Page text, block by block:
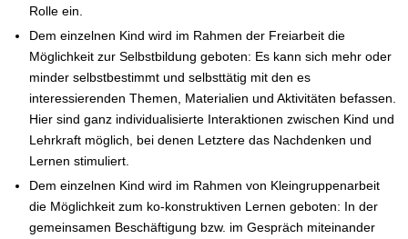
Rolle ein.
Dem einzelnen Kind wird im Rahmen der Freiarbeit die
Möglichkeit zur Selbstbildung geboten: Es kann sich mehr oder
minder selbstbestimmt und selbsttätig mit den es
interessierenden Themen, Materialien und Aktivitäten befassen.
Hier sind ganz individualisierte Interaktionen zwischen Kind und
Lehrkraft möglich, bei denen Letztere das Nachdenken und
Lernen stimuliert.
Dem einzelnen Kind wird im Rahmen von Kleingruppenarbeit
die Möglichkeit zum ko-konstruktiven Lernen geboten: In der
gemeinsamen Beschäftigung bzw. im Gespräch miteinander